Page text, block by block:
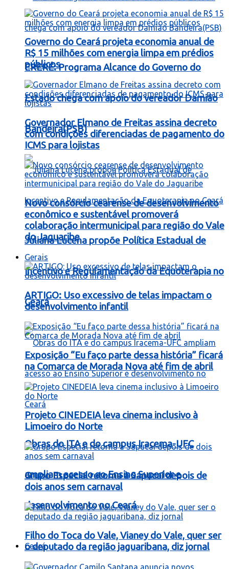
ERERÉ: Programa Alcance do Governo do
Estado chega com apoio do vereador Damião
Bandeira(PSB)
Juliana Lucena propõe Política Estadual de
Incentivo e Regulamentação da Equoterapia no
Ceará
Obras do ITA e do campus Iracema-UFC
ampliam acesso ao Ensino Superior e
desenvolvimento no Ceará
Ceará
Governo do Ceará projeta economia anual de
R$ 15 milhões com energia limpa em prédios
públicos
Governador Elmano de Freitas assina decreto
com condições diferenciadas de pagamento do
ICMS para lojistas
Novo consórcio cearense de desenvolvimento
econômico e sustentável promoverá
colaboração intermunicipal para região do Vale
do Jaguaribe
Gerais
ARTIGO: Uso excessivo de telas impactam o
desenvolvimento infantil
Exposição “Eu faço parte dessa história” ficará
na Comarca de Morada Nova até fim de abril
Projeto CINEDEIA leva cinema inclusivo à
Limoeiro do Norte
Grupo Especial retorna à Sapucaí depois de
dois anos sem carnaval
Filho do Toca do Vale, Vianey do Vale, quer ser
o deputado da região jaguaribana, diz jornal